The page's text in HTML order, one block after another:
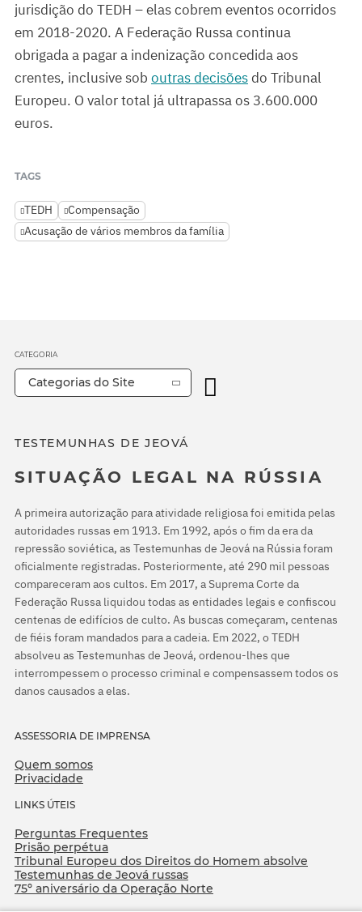
jurisdição do TEDH – elas cobrem eventos ocorridos
em 2018-2020. A Federação Russa continua
obrigada a pagar a indenização concedida aos
crentes, inclusive sob outras decisõesdo Tribunal
Europeu. O valor total já ultrapassa os 3.600.000
euros.
TAGS
TEDH
Compensação
Acusação de vários membros da família
TESTEMUNHAS DE JEOVÁ
SITUAÇÃO LEGAL NA RÚSSIA
A primeira autorização para atividade religiosa foi emitida pelas
autoridades russas em 1913. Em 1992, após o fim da era da
repressão soviética, as Testemunhas de Jeová na Rússia foram
oficialmente registradas. Posteriormente, até 290 mil pessoas
compareceram aos cultos. Em 2017, a Suprema Corte da
Federação Russa liquidou todas as entidades legais e confiscou
centenas de edifícios de culto. As buscas começaram, centenas
de fiéis foram mandados para a cadeia. Em 2022, o TEDH
absolveu as Testemunhas de Jeová, ordenou-lhes que
interrompessem o processo criminal e compensassem todos os
danos causados a elas.
ASSESSORIA DE IMPRENSA
Quem somos
Privacidade
LINKS ÚTEIS
Perguntas Frequentes
Prisão perpétua
Tribunal Europeu dos Direitos do Homem absolve
Testemunhas de Jeová russas
75º aniversário da Operação Norte
CATEGORIA
Categorias do Site